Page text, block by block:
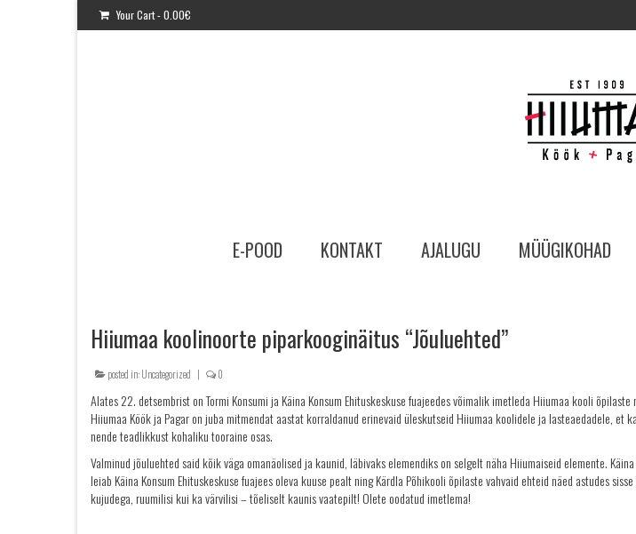
Your Cart-0.00€
E-POOD KONTAKT AJALUGU MÜÜGIKOHAD
Hiiumaa koolinoorte piparkooginäitus “Jõuluehted”
posted in:Uncategorized | 0
Alates 22. detsembrist on Tormi Konsumi ja Käina Konsum Ehituskeskuse fuajeedes võimalik imetleda Hiiumaa kooli
Hiiumaa Köök ja Pagar on juba mitmendat aastat korraldanud erinevaid üleskutseid Hiiumaa koolidele ja lasteaedadele, et
nende teadlikkust kohaliku tooraine osas.
Valminud jõuluehted said kõik väga omanäolised ja kaunid, läbivaks elemendiks on selgelt näha Hiiumaiseid elemente.
leiab Käina Konsum Ehituskeskuse fuajees oleva kuuse pealt ning Kärdla Põhikooli õpilaste vahvaid ehteid näed astudes
kujudega, ruumilisi kui ka värvilisi – tõeliselt kaunis vaatepilt! Olete oodatud imetlema!